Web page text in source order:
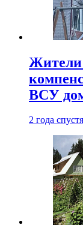
Жители
ВСУ
2 года спустя